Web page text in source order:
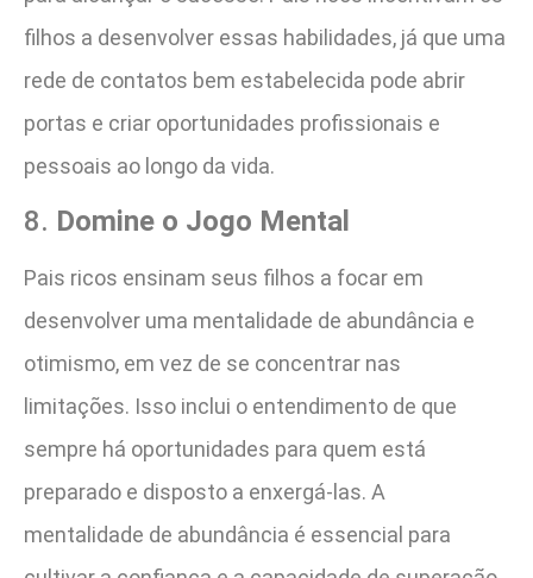
filhos a desenvolver essas habilidades, já que uma
rede de contatos bem estabelecida pode abrir
portas e criar oportunidades profissionais e
pessoais ao longo da vida.
8. Domine o Jogo Mental
Pais ricos ensinam seus filhos a focar em
desenvolver uma mentalidade de abundância e
otimismo, em vez de se concentrar nas
limitações. Isso inclui o entendimento de que
sempre há oportunidades para quem está
preparado e disposto a enxergá-las. A
mentalidade de abundância é essencial para